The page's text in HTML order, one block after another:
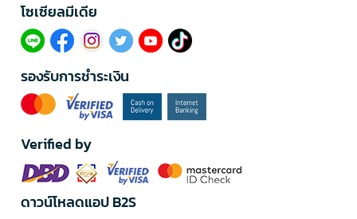
โซเซียลมีเดีย​
รองรับการชำระเงิน
Verified by
ดาวน์โหลดแอป B2S